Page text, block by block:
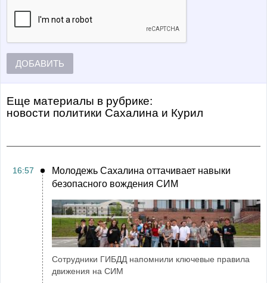
ДОБАВИТЬ
Еще материалы в рубрике:
Новости политики Сахалина и Курил
16:57
Молодежь Сахалина оттачивает навыки
безопасного вождения СИМ
Сотрудники ГИБДД напомнили ключевые правила
движения на СИМ